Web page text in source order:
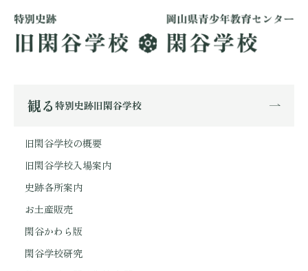
観る 特別史跡旧閑谷学校
旧閑谷学校の概要
旧閑谷学校入場案内
史跡各所案内
お土産販売
閑谷かわら版
閑谷学校研究